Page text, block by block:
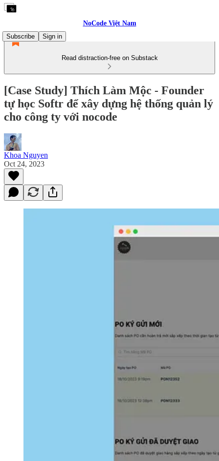
NoCode Việt Nam
Subscribe
Sign in
Read distraction-free on Substack
[Case Study] Thích Làm Mộc - Founder
tự học Softr để xây dựng hệ thống quản lý
cho công ty với nocode
Khoa Nguyen
Oct 24, 2023